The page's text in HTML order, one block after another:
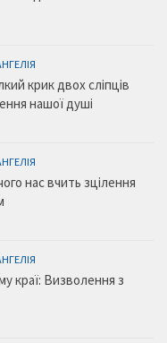
крик двох сліпців
нашої душі
нас вчить зцілення
краї: Визволення з